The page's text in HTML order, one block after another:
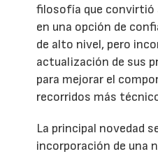
filosofía que convirtió
en una opción de
de alto nivel, pero
actualización de sus
para mejorar el
recorridos más
La principal novedad
incorporación de una